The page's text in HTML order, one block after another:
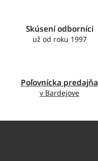
Skúsení odborníci
už od roku 1997
Poľovnícka predajňa
v Bardejove